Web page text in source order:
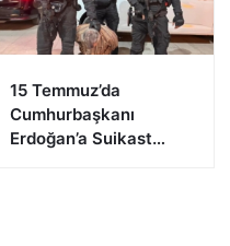
15 Temmuz’da
Cumhurbaşkanı
Erdoğan’a Suikast